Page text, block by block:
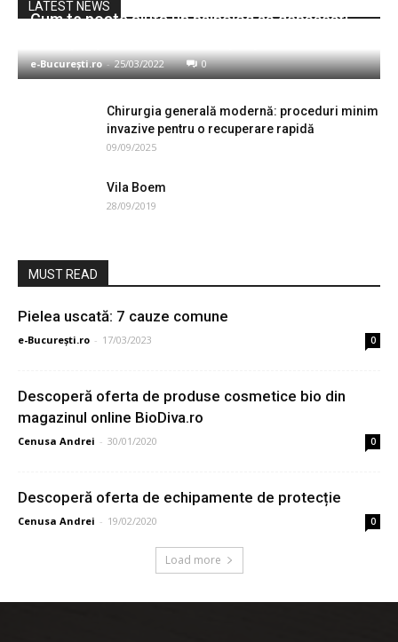
LATEST NEWS
Cum te poate ajuta un psiholog să depășești
e-București.ro - 25/03/2022 0
Chirurgia generală modernă: proceduri minim
invazive pentru o recuperare rapidă
09/09/2025
Vila Boem
28/09/2019
MUST READ
Pielea uscată: 7 cauze comune
e-București.ro - 17/03/2023 0
Descoperă oferta de produse cosmetice bio din
magazinul online BioDiva.ro
Cenusa Andrei - 30/01/2020 0
Descoperă oferta de echipamente de protecție
Cenusa Andrei - 19/02/2020 0
Load more